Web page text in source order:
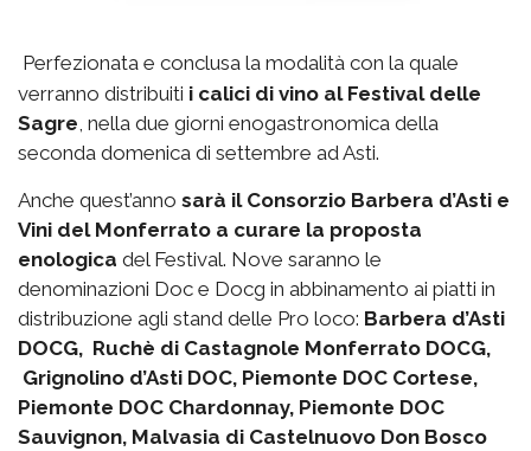
Perfezionata e conclusa la modalità con la quale
verranno distribuiti i calici di vino al Festival delle
Sagre, nella due giorni enogastronomica della
seconda domenica di settembre ad Asti.
Anche quest’anno sarà il Consorzio Barbera d’Asti e
Vini del Monferrato a curare la proposta
enologica del Festival. Nove saranno le
denominazioni Doc e Docg in abbinamento ai piatti in
distribuzione agli stand delle Pro loco: Barbera d’Asti
DOCG, Ruchè di Castagnole Monferrato DOCG,
Grignolino d’Asti DOC, Piemonte DOC Cortese,
Piemonte DOC Chardonnay, Piemonte DOC
Sauvignon, Malvasia di Castelnuovo Don Bosco